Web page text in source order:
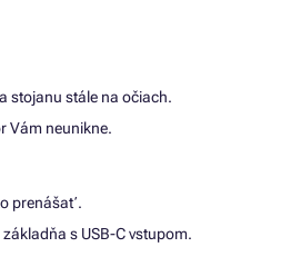
stojanu stále na očiach.
Vám neunikne.
prenášať.
s USB-C vstupom.